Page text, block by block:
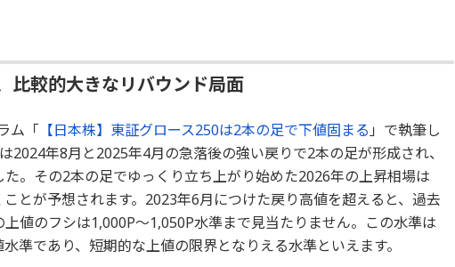
比較的大きなリバウンド局面
ム「 【日本株】東証グロース250は2本の足で下値固まる 」で執筆し
2024年8月と2025年4月の急落後の強い戻りで2本の足が形成され、
た。その2本の足でゆっくり立ち上がり始めた2026年の上昇相場は
ことが予想されます。2023年6月につけた戻り高値を超えると、過去
値のフシは1,000P～1,050P水準まで見当たりません。この水準は
準であり、短期的な上値の限界となりえる水準といえます。